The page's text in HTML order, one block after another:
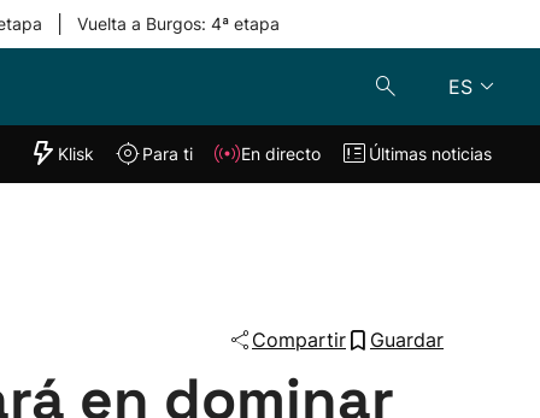
Vuelta a Burgos: 4ª etapa
ES
"Helmuga"
Klisk En directo
Klisk Para ti En directo Últimas noticias
Compartir Guardar
en dominar